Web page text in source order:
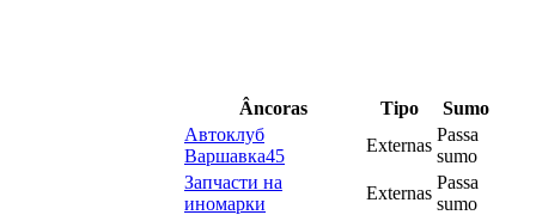
Âncoras Tipo
Sumo
Автоклуб
Варшавка45
Externas
Passa
sumo
Запчасти на
иномарки
Externas
Passa
sumo